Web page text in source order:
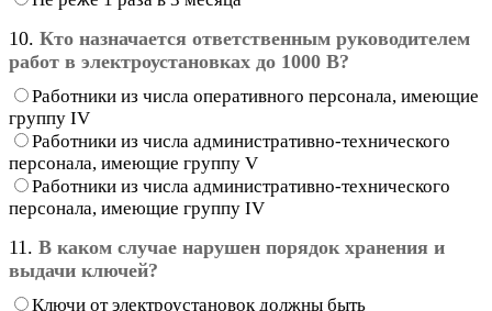
10. Кто назначается ответственным руководителем
работ в электроустановках до 1000 В?
Работники из числа оперативного персонала, имеющие
группу IV
Работники из числа административно-технического
персонала, имеющие группу V
Работники из числа административно-технического
персонала, имеющие группу IV
11. В каком случае нарушен порядок хранения и
выдачи ключей?
Ключи от электроустановок должны быть